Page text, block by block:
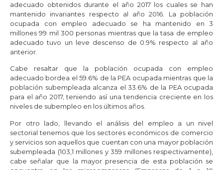
adecuado obtenidos durante el año 2017 los cuales se han
mantenido invariantes respecto al año 2016. La población
ocupada con empleo adecuado se ha mantenido en 3
millones 99 mil 300 personas mientras que la tasa de empleo
adecuado tuvo un leve descenso de 0.9% respecto al año
anterior.
Cabe resaltar que la población ocupada con empleo
adecuado bordea el 59.6% de la PEA ocupada mientras que la
población subempleada alcanza el 33.6% de la PEA ocupada
para el año 2017, teniendo así una tendencia creciente en los
niveles de subempleo en los últimos años.
Por otro lado, llevando el análisis del empleo a un nivel
sectorial tenemos que los sectores económicos de comercio
y servicios son aquellos que cuentan con una mayor población
subempleada (103,1 millones y 359 millones respectivamente),
cabe señalar que la mayor presencia de esta población se